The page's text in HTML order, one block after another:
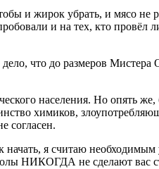
и жирок убрать, и мясо не
и на тех, кто провёл
что до размеров
населения. Но опять
химиков,
согласен.
я считаю необходимым
НИКОГДА не сделают вас